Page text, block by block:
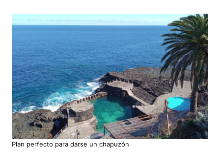
Plan perfecto para darse un chapuzón